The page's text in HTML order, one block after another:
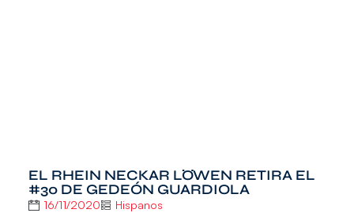
EL RHEIN NECKAR LÖWEN RETIRA EL
#30 DE GEDEÓN GUARDIOLA
16/11/2020 Hispanos